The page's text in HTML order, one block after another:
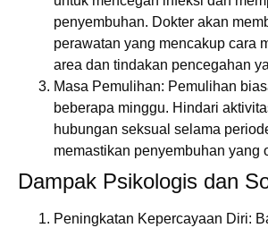
penyembuhan. Dokter akan
perawatan yang mencakup cara
area dan tindakan pencegahan
Masa Pemulihan: Pemulihan
beberapa minggu. Hindari
hubungan seksual selama
memastikan penyembuhan yang
Dampak Psikologis dan
Peningkatan Kepercayaan Diri: